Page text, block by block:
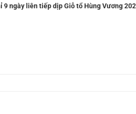
ngày liên tiếp dịp Giỗ tổ Hùng Vương